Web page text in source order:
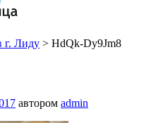
г. Лиду > HdQk-Dy9Jm8
автором admin